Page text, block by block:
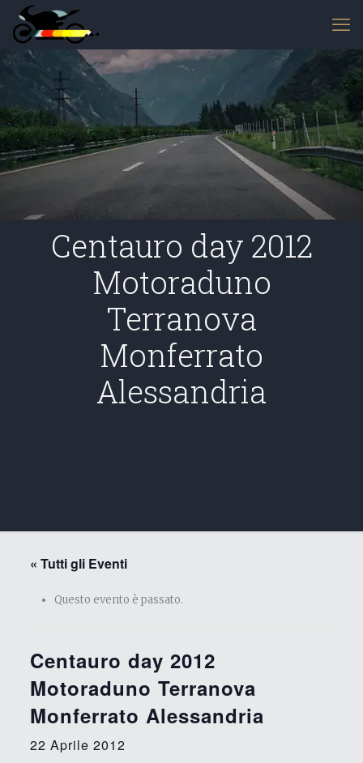
Centauro day 2012
Motoraduno
Terranova
Monferrato
Alessandria
« Tutti gli Eventi
Questo evento è passato.
Centauro day 2012
Motoraduno Terranova
Monferrato Alessandria
22 Aprile 2012